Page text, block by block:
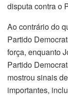
disputa contra o
Ao contrário do
Partido
força, enquanto
Partido
mostrou sinais
importantes,